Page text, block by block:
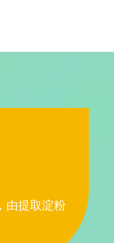
由提取淀粉